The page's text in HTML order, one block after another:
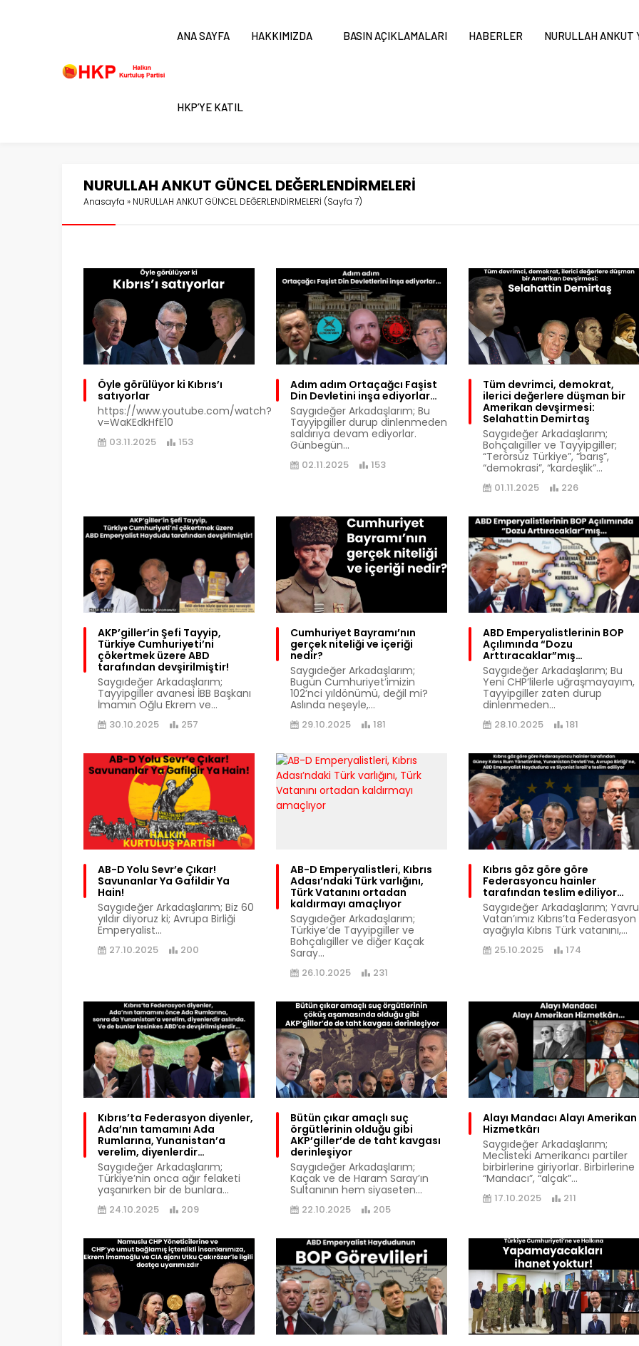
ANA SAYFA HAKKIMIZDA BASIN AÇIKLAMALARI HABERLER NURULLAH ANKUT
HKP’YE KATIL
NURULLAH ANKUT GÜNCEL DEĞERLENDİRMELERİ
Anasayfa » NURULLAH ANKUT GÜNCEL DEĞERLENDİRMELERİ (Sayfa 7)
Öyle görülüyor ki Kıbrıs’ı
satıyorlar
https://www.youtube.com/watch?
v=WaKEdkHfE10
03.11.2025 153
Adım adım Ortaçağcı Faşist
Din Devletini inşa ediyorlar…
Saygıdeğer Arkadaşlarım; Bu
Tayyipgiller durup dinlenmeden
saldırıya devam ediyorlar.
Günbegün...
02.11.2025 153
Tüm devrimci, demokrat,
ilerici değerlere düşman bir
Amerikan devşirmesi:
Selahattin Demirtaş
Saygıdeğer Arkadaşlarım;
Bohçalıgiller ve Tayyipgiller;
“Terörsüz Türkiye”, “barış”,
“demokrasi”, “kardeşlik”...
01.11.2025 226
AKP’giller’in Şefi Tayyip,
Türkiye Cumhuriyeti’ni
çökertmek üzere ABD
tarafından devşirilmiştir!
Saygıdeğer Arkadaşlarım;
Tayyipgiller avanesi İBB Başkanı
İmamın Oğlu Ekrem ve...
30.10.2025 257
Cumhuriyet Bayramı’nın
gerçek niteliği ve içeriği
nedir?
Saygıdeğer Arkadaşlarım;
Bugün Cumhuriyet’imizin
102’nci yıldönümü, değil mi?
Aslında neşeyle,...
29.10.2025 181
ABD Emperyalistlerinin BOP
Açılımında “Dozu
Arttıracaklar”mış…
Saygıdeğer Arkadaşlarım; Bu
Yeni CHP’lilerle uğraşmayayım,
Tayyipgiller zaten durup
dinlenmeden...
28.10.2025 181
AB-D Yolu Sevr’e Çıkar!
Savunanlar Ya Gafildir Ya
Hain!
Saygıdeğer Arkadaşlarım; Biz 60
yıldır diyoruz ki; Avrupa Birliği
Emperyalist...
27.10.2025 200
AB-D Emperyalistleri, Kıbrıs
Adası’ndaki Türk varlığını,
Türk Vatanını ortadan
kaldırmayı amaçlıyor
Saygıdeğer Arkadaşlarım;
Türkiye’de Tayyipgiller ve
Bohçalıgiller ve diğer Kaçak
Saray...
26.10.2025 231
Kıbrıs göz göre göre
Federasyoncu hainler
tarafından teslim ediliyor…
Saygıdeğer Arkadaşlarım; Yavru
Vatan’ımız Kıbrıs’ta Federasyon
ayağıyla Kıbrıs Türk vatanını,...
25.10.2025 174
Kıbrıs’ta Federasyon diyenler,
Ada’nın tamamını Ada
Rumlarına, Yunanistan’a
verelim, diyenlerdir…
Saygıdeğer Arkadaşlarım;
Türkiye’nin onca ağır felaketi
yaşanırken bir de bunlara...
24.10.2025 209
Bütün çıkar amaçlı suç
örgütlerinin olduğu gibi
AKP’giller’de de taht kavgası
derinleşiyor
Saygıdeğer Arkadaşlarım;
Kaçak ve de Haram Saray’ın
Sultanının hem siyaseten...
22.10.2025 205
Alayı Mandacı Alayı Amerikan
Hizmetkârı
Saygıdeğer Arkadaşlarım;
Meclisteki Amerikancı partiler
birbirlerine giriyorlar. Birbirlerine
“Mandacı”, “alçak”...
17.10.2025 211